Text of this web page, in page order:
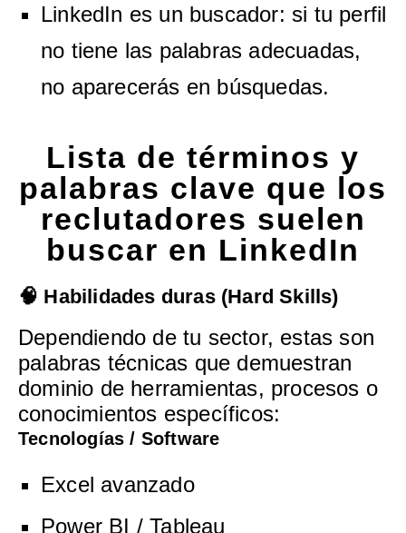
LinkedIn es un buscador: si tu perfil
no tiene las palabras adecuadas,
no aparecerás en búsquedas.
Lista de términos y
palabras clave que los
reclutadores suelen
buscar en LinkedIn
🧠 Habilidades duras (Hard Skills)
Dependiendo de tu sector, estas son
palabras técnicas que demuestran
dominio de herramientas, procesos o
conocimientos específicos:
Tecnologías / Software
Excel avanzado
Power BI / Tableau